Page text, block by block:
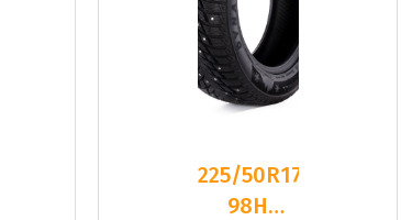
225/50R17
98H